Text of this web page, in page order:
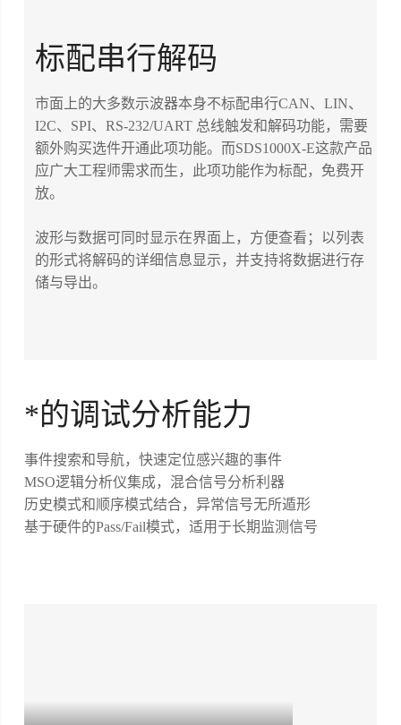
标配串行解码
市面上的大多数示波器本身不标配串行CAN、LIN、
I2C、SPI、RS-232/UART 总线触发和解码功能，需要
额外购买选件开通此项功能。而SDS1000X-E这款产品
应广大工程师需求而生，此项功能作为标配，免费开
放。
波形与数据可同时显示在界面上，方便查看；以列表
的形式将解码的详细信息显示，并支持将数据进行存
储与导出。
*的调试分析能力
事件搜索和导航，快速定位感兴趣的事件
MSO逻辑分析仪集成，混合信号分析利器
历史模式和顺序模式结合，异常信号无所遁形
基于硬件的Pass/Fail模式，适用于长期监测信号